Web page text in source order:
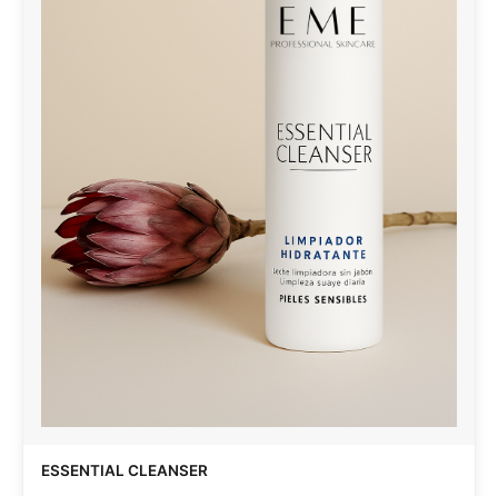
ESSENTIAL CLEANSER